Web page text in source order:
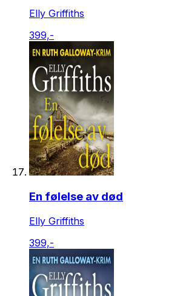
Elly Griffiths
399,-
En følelse av død
Elly Griffiths
399,-